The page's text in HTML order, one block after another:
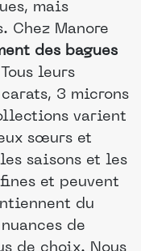
mais
Chez Manore
des bagues
leurs
3 microns
varient
sœurs et
saisons et les
et peuvent
du
de
de choix. Nous